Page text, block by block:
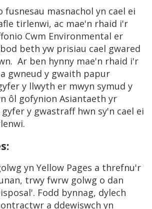
fusnesau masnachol yn cael ei
tirlenwi, ac mae'n rhaid i'r
Cwm Environmental er
beth yw prisiau cael gwared
Ar ben hynny mae'n rhaid i'r
gwneud y gwaith papur
y llwyth er mwyn symud y
ôl gofynion Asiantaeth yr
y gwastraff hwn sy'n cael ei
yn Yellow Pages a threfnu'r
trwy fwrw golwg o dan
Fodd bynnag, dylech
a ddewiswch yn